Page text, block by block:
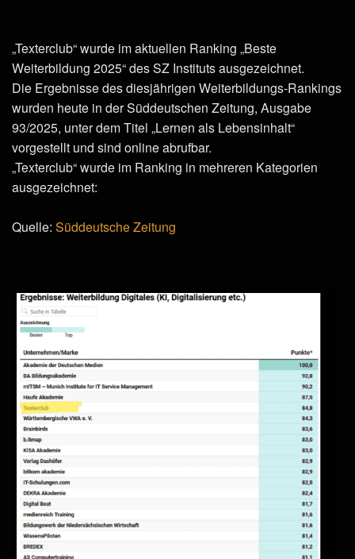
„Texterclub“ wurde im aktuellen Ranking „Beste
Weiterbildung 2025“ des SZ Instituts ausgezeichnet.
Die Ergebnisse des diesjährigen Weiterbildungs-Rankings
wurden heute in der Süddeutschen Zeitung, Ausgabe
93/2025, unter dem Titel „Lernen als Lebensinhalt“
vorgestellt und sind online abrufbar.
„Texterclub“ wurde im Ranking in mehreren Kategorien
ausgezeichnet:
Quelle: Süddeutsche Zeitung